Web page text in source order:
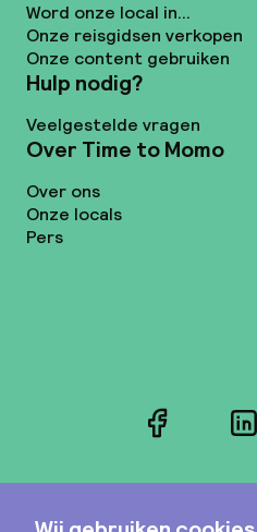
Word onze local in...
Onze reisgidsen verkopen
Onze content gebruiken
Hulp nodig?
Veelgestelde vragen
Over Time to Momo
Over ons
Onze locals
Pers
Facebook